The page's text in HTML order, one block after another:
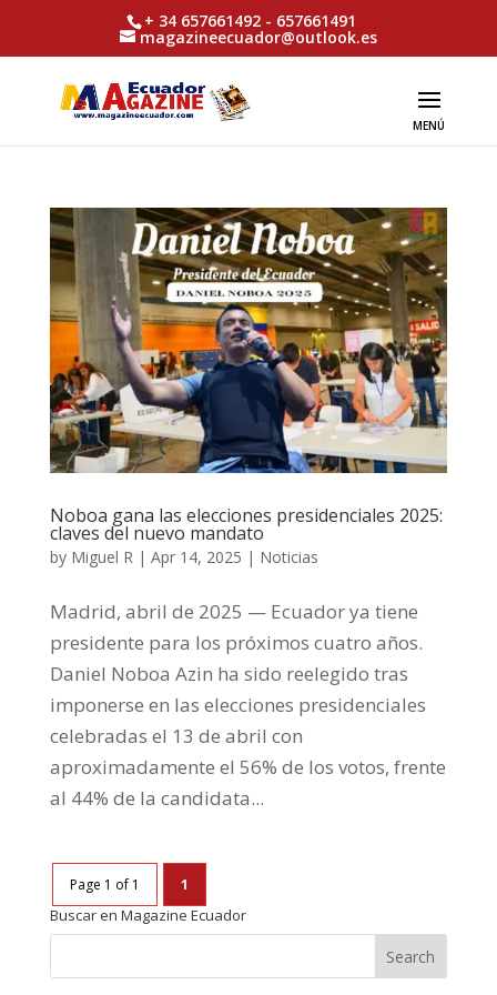
+ 34 657661492 - 657661491
magazineecuador@outlook.es
Noboa gana las elecciones presidenciales 2025:
claves del nuevo mandato
by Miguel R| Apr 14, 2025 | Noticias
Madrid, abril de 2025 — Ecuador ya tiene
presidente para los próximos cuatro años.
Daniel Noboa Azin ha sido reelegido tras
imponerse en las elecciones presidenciales
celebradas el 13 de abril con
aproximadamente el 56% de los votos, frente
al 44% de la candidata...
Page 1 of 1 1
Buscar en Magazine Ecuador